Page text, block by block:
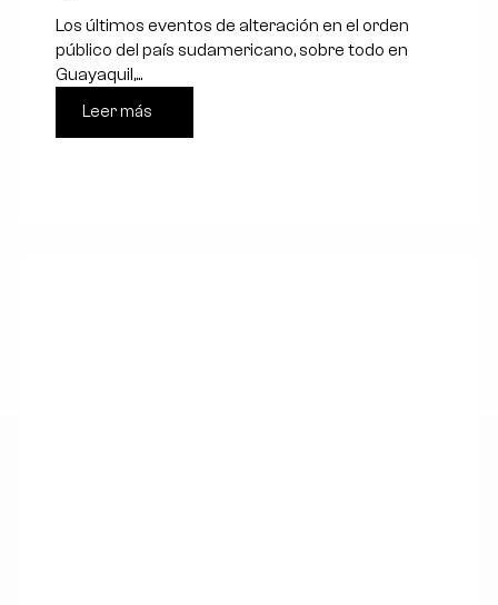
Los últimos eventos de alteración en el orden
público del país sudamericano, sobre todo en
Guayaquil,...
Leer más